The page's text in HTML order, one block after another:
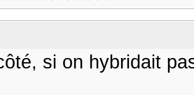
si on hybridait